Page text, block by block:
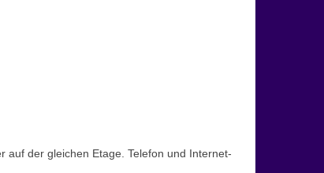
auf der gleichen Etage. Telefon und Internet-